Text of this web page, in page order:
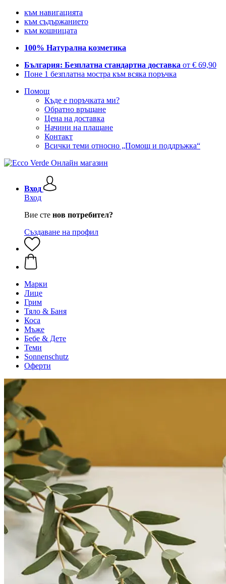
към навигацията
към съдържанието
към кошницата
100% Натурална козметика
България: Безплатна стандартна доставка от € 69,90
Поне 1 безплатна мостра към всяка поръчка
Помощ
Къде е поръчката ми?
Обратно връщане
Цена на доставка
Начини на плащане
Контакт
Всички теми относно „Помощ и поддръжка“
Вход
Вход
Вие сте нов потребител?
Създаване на профил
Марки
Лице
Грим
Тяло & Баня
Коса
Мъже
Бебе & Дете
Теми
Sonnenschutz
Оферти